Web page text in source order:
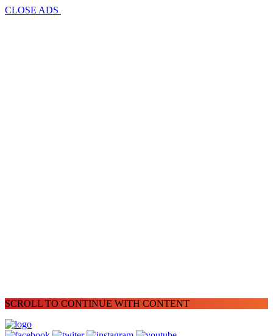
CLOSE ADS
SCROLL TO CONTINUE WITH CONTENT